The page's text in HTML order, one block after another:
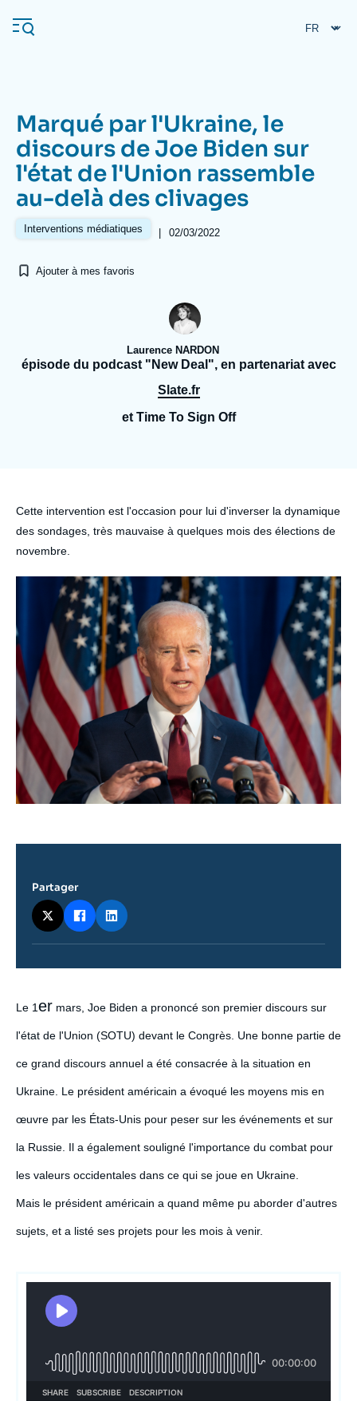
au
contenu
Navigation
principale
L'Ifri
Analyses
Se connecter
Marqué par l'Ukraine, le
discours de Joe Biden sur
l'état de l'Union rassemble
au-delà des clivages
Interventions médiatiques | 02/03/2022
Ajouter à mes favoris
Laurence NARDON
épisode du podcast "New Deal", en partenariat avec
Slate.fr
et Time To Sign Off
Accroche
Cette intervention est l'occasion pour lui d'inverser la dynamique
des sondages, très mauvaise à quelques mois des élections de
novembre.
principale
médiatique
Contenu
intervention
médiatique
Le 1er mars, Joe Biden a prononcé son premier discours sur
l'état de l'Union (SOTU) devant le Congrès. Une bonne partie de
ce grand discours annuel a été consacrée à la situation en
Ukraine. Le président américain a évoqué les moyens mis en
œuvre par les États-Unis pour peser sur les événements et sur
la Russie. Il a également souligné l'importance du combat pour
les valeurs occidentales dans ce qui se joue en Ukraine.
Mais le président américain a quand même pu aborder d'autres
sujets, et a listé ses projets pour les mois à venir.
Partager